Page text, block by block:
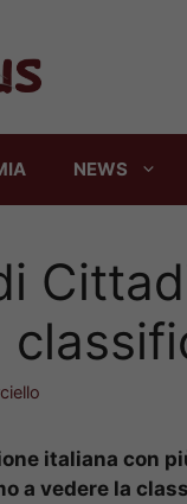
NEWS
italiana con
a vedere la